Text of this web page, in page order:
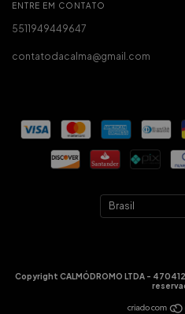
ENTRE EM CONTATO
5511949449647
contatodacalma@gmail.com
Copyright CALMÓDROMO LTDA -